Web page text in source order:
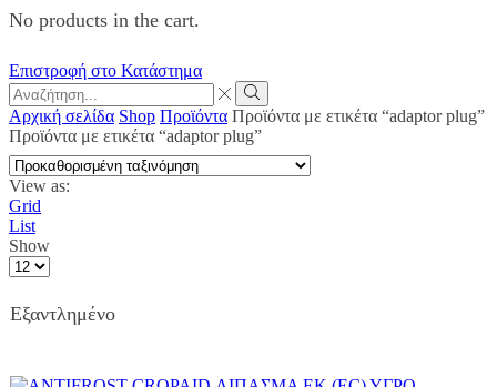
No products in the cart.
Επιστροφή στο Κατάστημα
Search
input
Search
Αρχική σελίδα Shop Προϊόντα Προϊόντα με ετικέτα “adaptor plug”
Προϊόντα με ετικέτα “adaptor plug”
View as:
Grid
List
Show
Products
page
Εξαντλημένο